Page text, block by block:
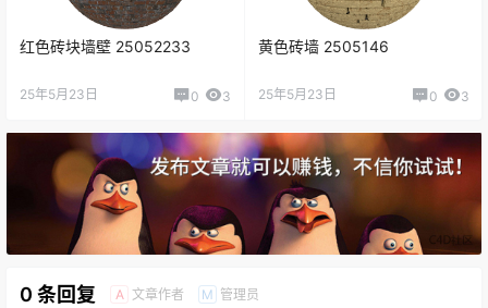
红色砖块墙壁 25052233
25年5月23日 0 3
黄色砖墙 2505146
25年5月23日 0 3
0 条回复 A 文章作者 M 管理员